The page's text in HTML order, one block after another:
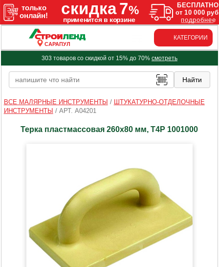
САРАПУЛ
КАТЕГОРИИ
303 товаров со скидкой от 15% до 70% смотреть
ВСЕ МАЛЯРНЫЕ ИНСТРУМЕНТЫ /
ШТУКАТУРНО-ОТДЕЛОЧНЫЕ
ИНСТРУМЕНТЫ / АРТ. A04201
Терка пластмассовая 260х80 мм, T4P 1001000